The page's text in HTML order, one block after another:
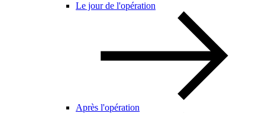
Le jour de l'opération
Après l'opération